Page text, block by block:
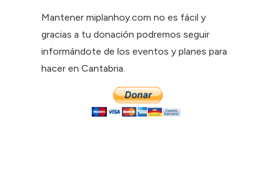
Mantener miplanhoy.com no es fácil y
gracias a tu donación podremos seguir
informándote de los eventos y planes para
hacer en Cantabria.